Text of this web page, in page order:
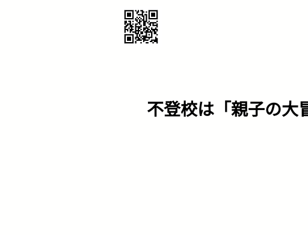
不登校は「親子の大